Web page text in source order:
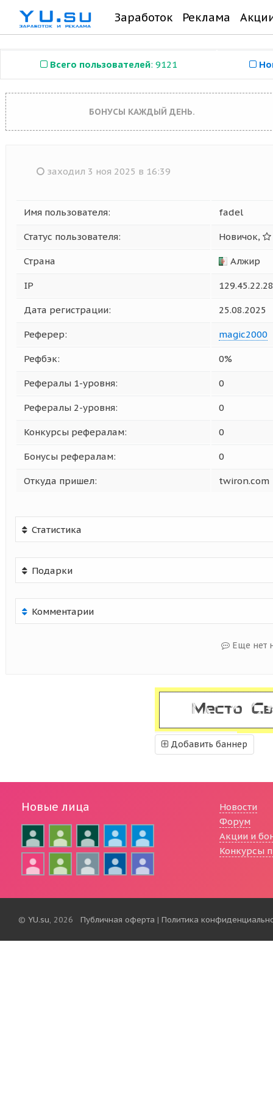
Заработок Реклама
Всего пользователей: 9121
БОНУСЫ КАЖДЫЙ ДЕНЬ.
заходил 3 ноя 2025 в 16:39
Имя пользователя: fadel
Статус пользователя: Новичок,
Страна Алжир
IP 129.45.22.28
Дата регистрации: 25.08.2025
Реферер: magic2000
Рефбэк: 0%
Рефералы 1-уровня: 0
Рефералы 2-уровня: 0
Конкурсы рефералам: 0
Бонусы рефералам: 0
Откуда пришел: twiron.com
Статистика
Подарки
Комментарии
Еще нет
Добавить баннер
Новые лица
Новости
Форум
Акции и
Конкурсы
© YU.su, 2026 Публичная оферта | Политика